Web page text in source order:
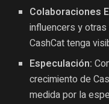
Colaboraciones
influencers y
CashCat tenga
Especulación:
crecimiento de
medida por la